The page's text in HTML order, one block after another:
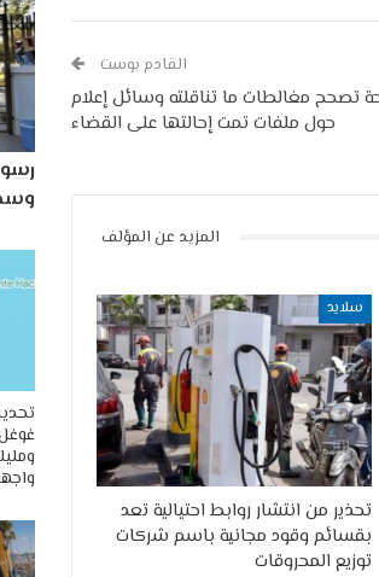
القادم بوست
تصحح مغالطات ما تناقلته وسائل إعلام
حول ملفات تمت إحالتها على القضاء
المزيد عن المؤلف
سلايد
تحذير من انتشار روابط احتيالية تعد
بقسائم وقود مجانية باسم شركات
توزيع المحروقات